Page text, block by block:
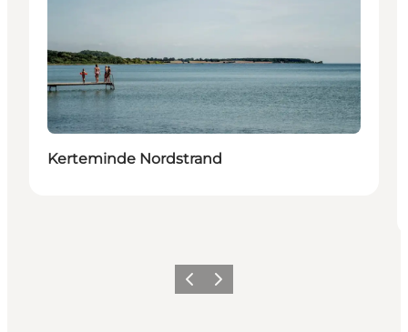
Kerteminde Nordstrand
ForrigeNæste